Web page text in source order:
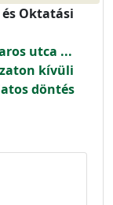
és Oktatási
utca ...
kívüli
döntés